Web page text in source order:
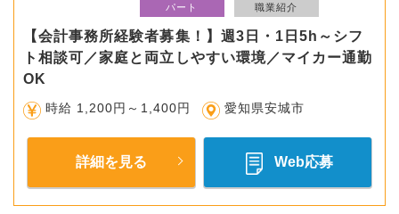
パート 職業紹介
【会計事務所経験者募集！】週3日・1日5h～シフ
ト相談可／家庭と両立しやすい環境／マイカー通勤
OK
時給 1,200円～1,400円 愛知県安城市
詳細を見る Web応募